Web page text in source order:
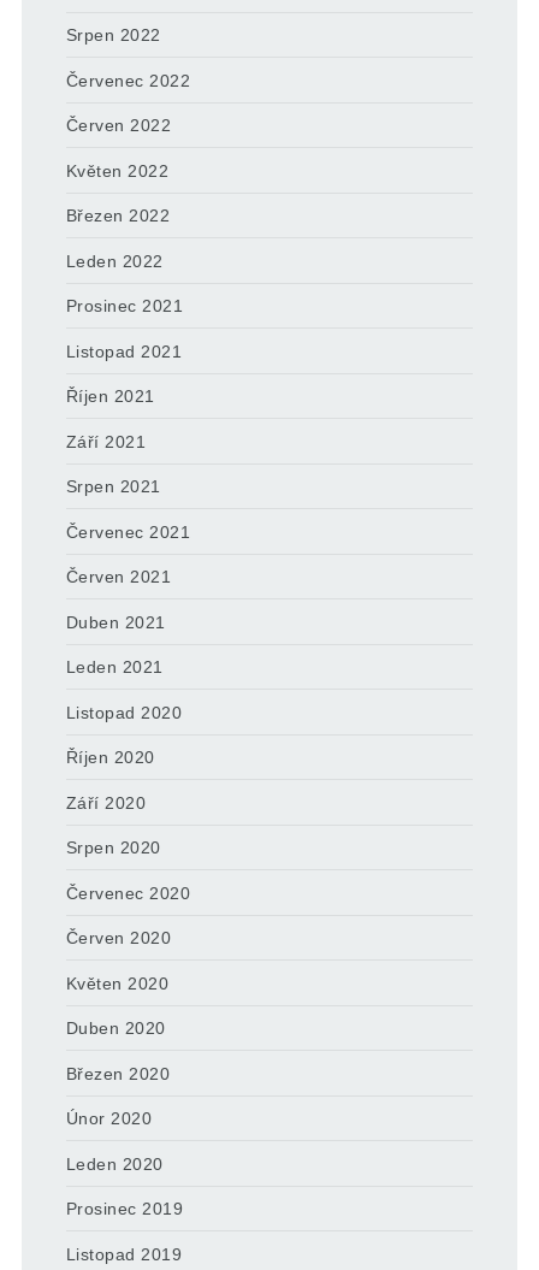
Srpen 2022
Červenec 2022
Červen 2022
Květen 2022
Březen 2022
Leden 2022
Prosinec 2021
Listopad 2021
Říjen 2021
Září 2021
Srpen 2021
Červenec 2021
Červen 2021
Duben 2021
Leden 2021
Listopad 2020
Říjen 2020
Září 2020
Srpen 2020
Červenec 2020
Červen 2020
Květen 2020
Duben 2020
Březen 2020
Únor 2020
Leden 2020
Prosinec 2019
Listopad 2019